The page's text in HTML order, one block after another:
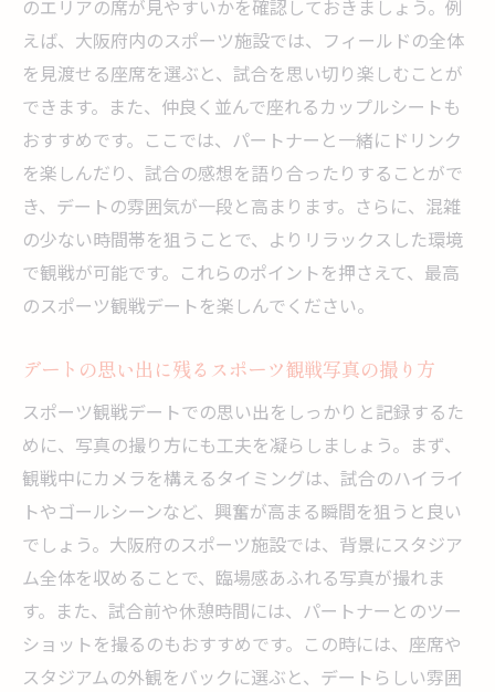
イント
カップルで楽しむ大阪府のスポーツ観戦デート
の提案
カップルで盛り上がるスポーツ観戦の選び
方
デートを特別にするペアシートの魅力
カップルで楽しむスポーツ観戦のルールと
マナー
大阪府のスポーツ観戦でカップルに人気の
カップル限定のスポーツ観戦イベント情報
デート後の思い出を残すスポーツ観戦フォ
トスポット
大阪府でのデートをさらに特別にするスポーツ
観戦
特別な日を祝うためのVIP観戦体験
プライベート感を楽しむ観戦ルームの紹介
デートを盛り上げるスポーツ観戦サプライ
ズアイディア
のエリアの席が見やすいかを確認しておきましょう。例
えば、大阪府内のスポーツ施設では、フィールドの全体
を見渡せる座席を選ぶと、試合を思い切り楽しむことが
できます。また、仲良く並んで座れるカップルシートも
おすすめです。ここでは、パートナーと一緒にドリンク
を楽しんだり、試合の感想を語り合ったりすることがで
き、デートの雰囲気が一段と高まります。さらに、混雑
の少ない時間帯を狙うことで、よりリラックスした環境
で観戦が可能です。これらのポイントを押さえて、最高
のスポーツ観戦デートを楽しんでください。
デートの思い出に残るスポーツ観戦写真の撮り方
スポーツ観戦デートでの思い出をしっかりと記録するた
めに、写真の撮り方にも工夫を凝らしましょう。まず、
観戦中にカメラを構えるタイミングは、試合のハイライ
トやゴールシーンなど、興奮が高まる瞬間を狙うと良い
でしょう。大阪府のスポーツ施設では、背景にスタジア
ム全体を収めることで、臨場感あふれる写真が撮れま
す。また、試合前や休憩時間には、パートナーとのツー
ショットを撮るのもおすすめです。この時には、座席や
スタジアムの外観をバックに選ぶと、デートらしい雰囲